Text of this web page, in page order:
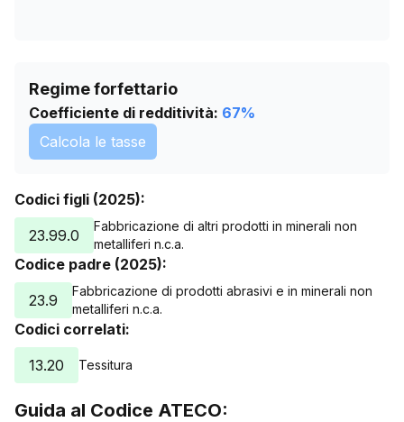
Regime forfettario
Coefficiente di redditività: 67%
Calcola le tasse
Codici figli (2025):
23.99.0
Fabbricazione di altri prodotti in minerali non
metalliferi n.c.a.
Codice padre (2025):
23.9
Fabbricazione di prodotti abrasivi e in minerali non
metalliferi n.c.a.
Codici correlati:
13.20
Tessitura
Guida al Codice ATECO: